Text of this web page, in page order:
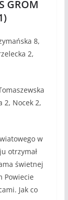
GROM
8,
2,
2, Nocek 2,
w
otrzymał
świetnej
Powiecie
Jak co